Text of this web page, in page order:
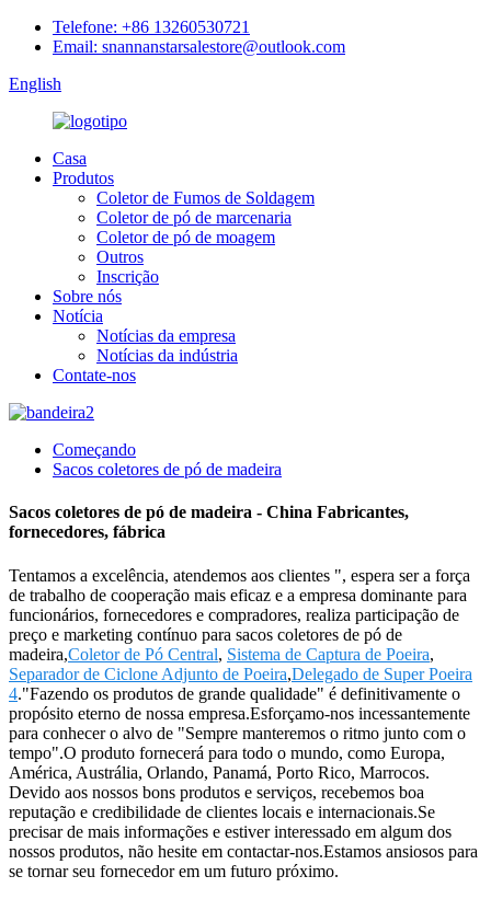
Telefone: +86 13260530721
Email: snannanstarsalestore@outlook.com
English
Casa
Produtos
Coletor de Fumos de Soldagem
Coletor de pó de marcenaria
Coletor de pó de moagem
Outros
Inscrição
Sobre nós
Notícia
Notícias da empresa
Notícias da indústria
Contate-nos
Começando
Sacos coletores de pó de madeira
Sacos coletores de pó de madeira - China Fabricantes,
fornecedores, fábrica
Tentamos a excelência, atendemos aos clientes ", espera ser a força
de trabalho de cooperação mais eficaz e a empresa dominante para
funcionários, fornecedores e compradores, realiza participação de
preço e marketing contínuo para sacos coletores de pó de
madeira,Coletor de Pó Central, Sistema de Captura de Poeira,
Separador de Ciclone Adjunto de Poeira,Delegado de Super Poeira
4."Fazendo os produtos de grande qualidade" é definitivamente o
propósito eterno de nossa empresa.Esforçamo-nos incessantemente
para conhecer o alvo de "Sempre manteremos o ritmo junto com o
tempo".O produto fornecerá para todo o mundo, como Europa,
América, Austrália, Orlando, Panamá, Porto Rico, Marrocos.
Devido aos nossos bons produtos e serviços, recebemos boa
reputação e credibilidade de clientes locais e internacionais.Se
precisar de mais informações e estiver interessado em algum dos
nossos produtos, não hesite em contactar-nos.Estamos ansiosos para
se tornar seu fornecedor em um futuro próximo.